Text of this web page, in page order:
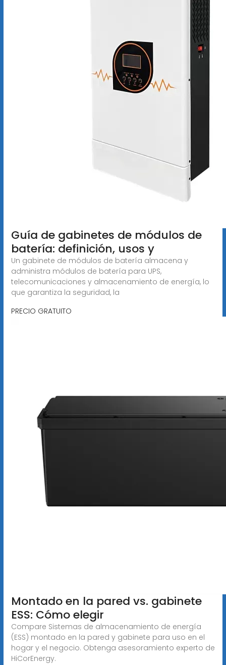
Guía de gabinetes de módulos de
batería: definición, usos y
Un gabinete de módulos de batería almacena y
administra módulos de batería para UPS,
telecomunicaciones y almacenamiento de energía, lo
que garantiza la seguridad, la
PRECIO GRATUITO
Montado en la pared vs. gabinete
ESS: Cómo elegir
Compare Sistemas de almacenamiento de energía
(ESS) montado en la pared y gabinete para uso en el
hogar y el negocio. Obtenga asesoramiento experto de
HiCorEnergy.